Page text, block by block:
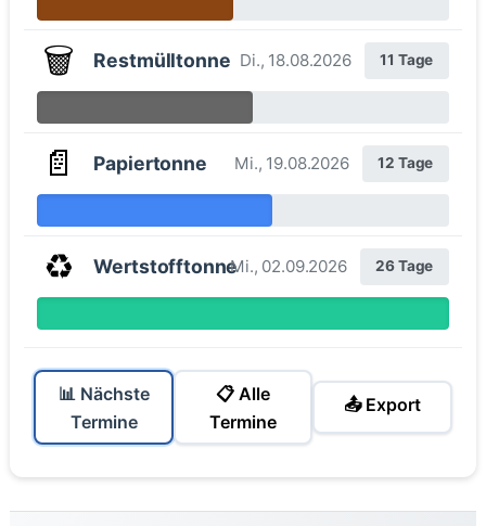
🗑️ Restmülltonne Di., 18.08.2026 11 Tage
📄 Papiertonne Mi., 19.08.2026 12 Tage
♻️ WertstofftonneMi., 02.09.2026 26 Tage
📊 Nächste
Termine
📋 Alle
Termine
📤 Export